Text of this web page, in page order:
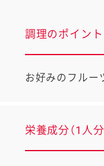
調理のポイント
お好みのフルー
栄養成分（1人分